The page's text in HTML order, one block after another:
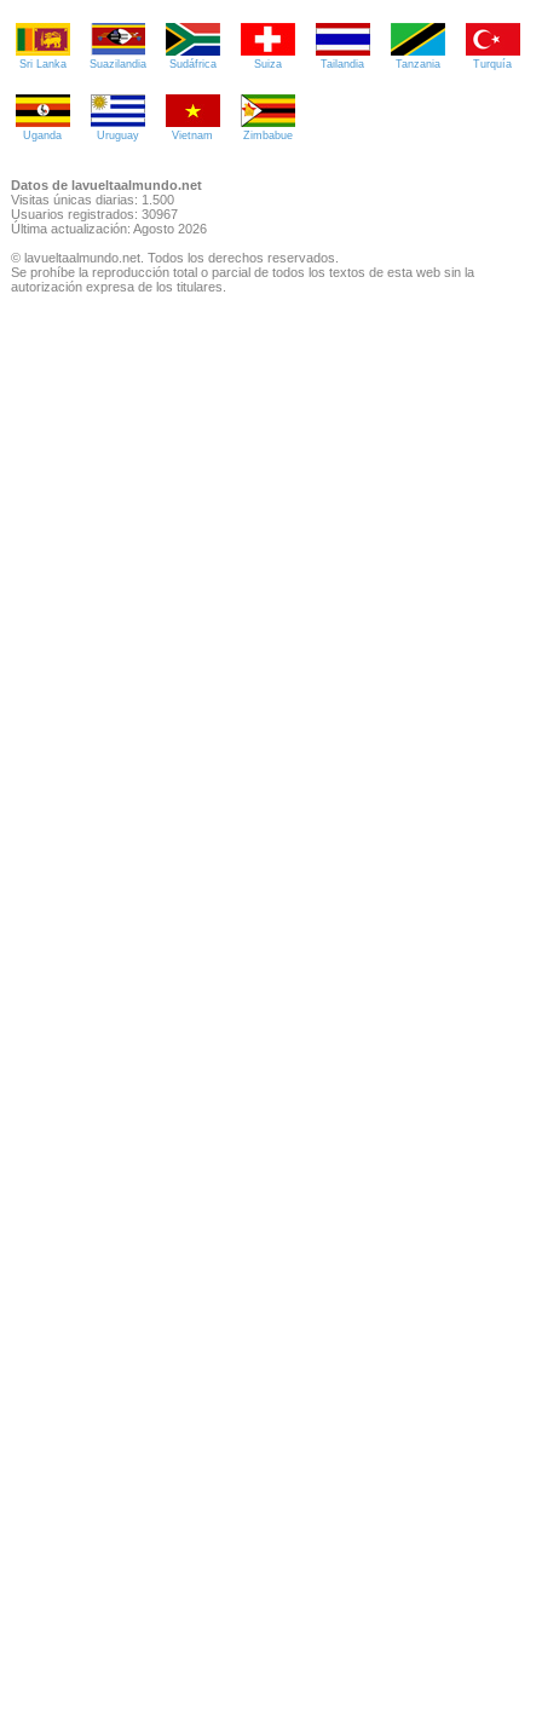
Sri Lanka Suazilandia Sudáfrica Suiza Tailandia Tanzania Turquía
Uganda Uruguay Vietnam Zimbabue
Datos de lavueltaalmundo.net
Visitas únicas diarias: 1.500
Usuarios registrados: 30967
Última actualización: Agosto 2026
© lavueltaalmundo.net. Todos los derechos reservados.
Se prohíbe la reproducción total o parcial de todos los textos de esta web sin la
autorización expresa de los titulares.